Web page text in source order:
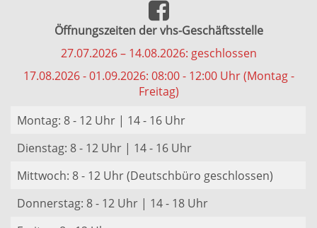
Öffnungszeiten der vhs-Geschäftsstelle
27.07.2026 – 14.08.2026: geschlossen
17.08.2026 - 01.09.2026: 08:00 - 12:00 Uhr (Montag -
Freitag)
Montag: 8 - 12 Uhr | 14 - 16 Uhr
Dienstag: 8 - 12 Uhr | 14 - 16 Uhr
Mittwoch: 8 - 12 Uhr (Deutschbüro geschlossen)
Donnerstag: 8 - 12 Uhr | 14 - 18 Uhr